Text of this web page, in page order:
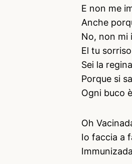
E non me
Anche
No, non mi
El tu
Sei la
Porque si
Ogni buco
Oh
Io faccia a